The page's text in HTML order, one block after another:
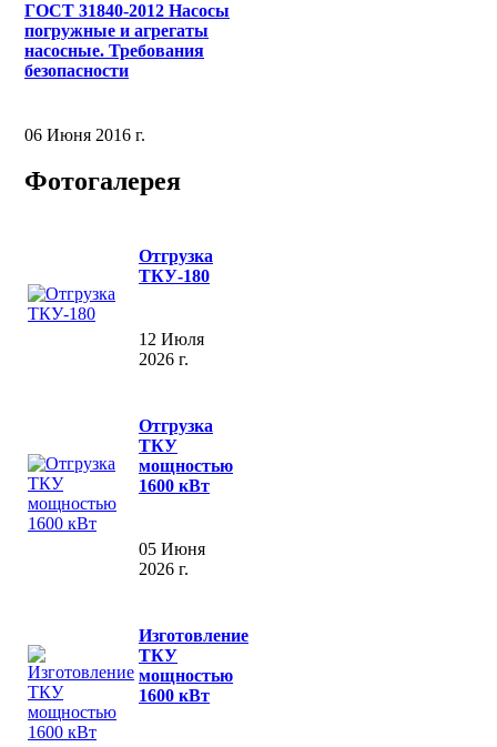
ГОСТ 31840-2012 Насосы
погружные и агрегаты
насосные. Требования
безопасности
06 Июня 2016 г.
Фотогалерея
Отгрузка
ТКУ-180
12 Июля
2026 г.
Отгрузка
ТКУ
мощностью
1600 кВт
05 Июня
2026 г.
Изготовление
ТКУ
мощностью
1600 кВт